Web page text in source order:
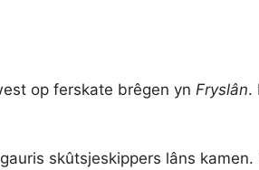
op ferskate brêgen ynFryslân.
skûtsjeskippers lâns